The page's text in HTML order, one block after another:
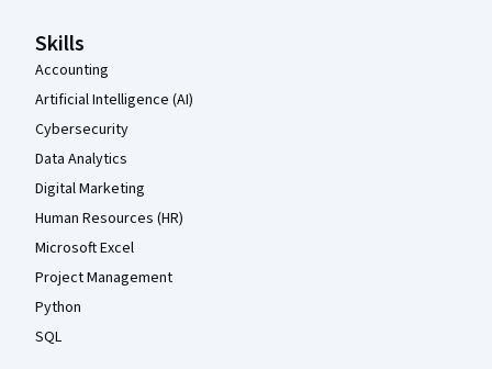
Skills
Accounting
Artificial Intelligence (AI)
Cybersecurity
Data Analytics
Digital Marketing
Human Resources (HR)
Microsoft Excel
Project Management
Python
SQL